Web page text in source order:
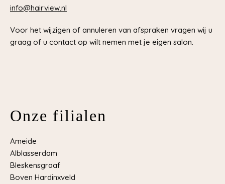
info@hairview.nl
Voor het wijzigen of annuleren van afspraken vragen wij u
graag of u contact op wilt nemen met je eigen salon.
Onze filialen
Ameide
Alblasserdam
Bleskensgraaf
Boven Hardinxveld